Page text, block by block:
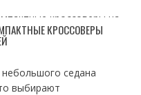
КРОССОВЕРЫ
седана
выбирают